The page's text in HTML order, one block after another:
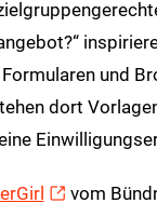
und
dort
vom